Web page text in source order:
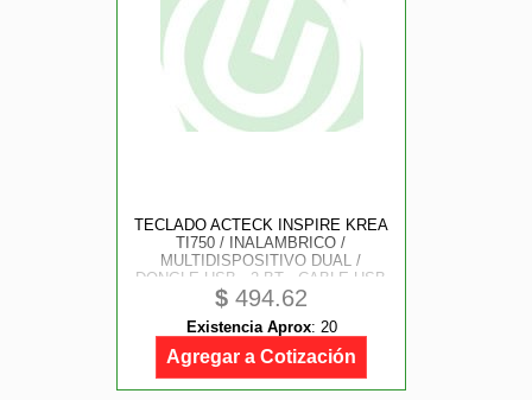
TECLADO ACTECK INSPIRE KREA
TI750 / INALAMBRICO /
MULTIDISPOSITIVO DUAL /
DONGLE USB - 2 BT - CABLE USB
/ WINDOWS - MAC / ESPAÑOL / 85
TECLAS / MULTIMEDIA /
RECARGABLE / NEGRO / AC-
940092
$ 494.62
Existencia Aprox: 20
Agregar a Cotización